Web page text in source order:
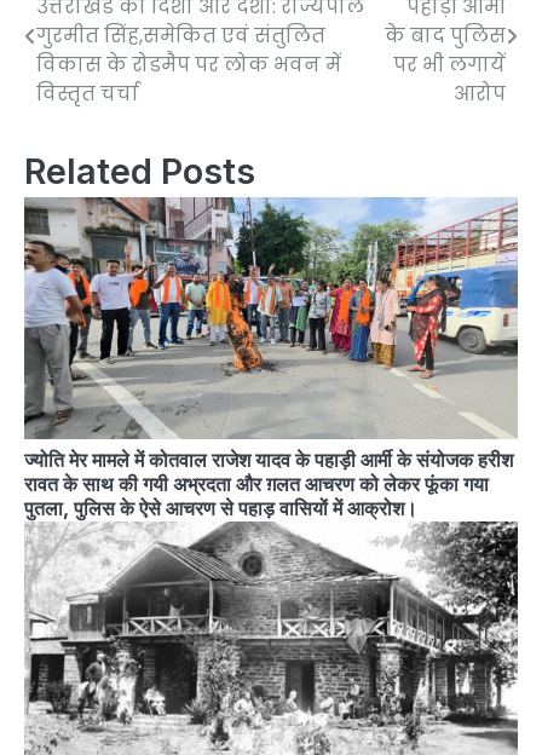
navigation
उत्तराखंड की दिशा और दशा: राज्यपाल
गुरमीत सिंह,समेकित एवं संतुलित
विकास के रोडमैप पर लोक भवन में
विस्तृत चर्चा
पहाड़ी आर्मी
के बाद पुलिस
पर भी लगायें
आरोप
Related Posts
ज्योति मेर मामले में कोतवाल राजेश यादव के पहाड़ी आर्मी के संयोजक हरीश
रावत के साथ की गयी अभ्रदता और ग़लत आचरण को लेकर फूंका गया
पुतला, पुलिस के ऐसे आचरण से पहाड़ वासियों में आक्रोश।